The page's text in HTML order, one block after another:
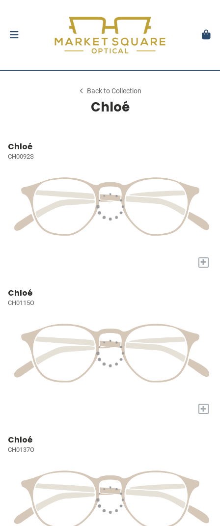
Back to Collection
Chloé
Chloé
CH0092S
+
Chloé
CH0115O
+
Chloé
CH0137O